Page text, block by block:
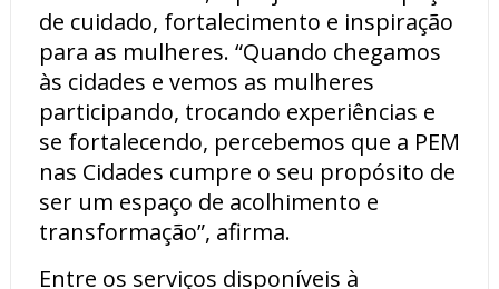
de cuidado, fortalecimento e inspiração
para as mulheres. “Quando chegamos
às cidades e vemos as mulheres
participando, trocando experiências e
se fortalecendo, percebemos que a PEM
nas Cidades cumpre o seu propósito de
ser um espaço de acolhimento e
transformação”, afirma.
Entre os serviços disponíveis à